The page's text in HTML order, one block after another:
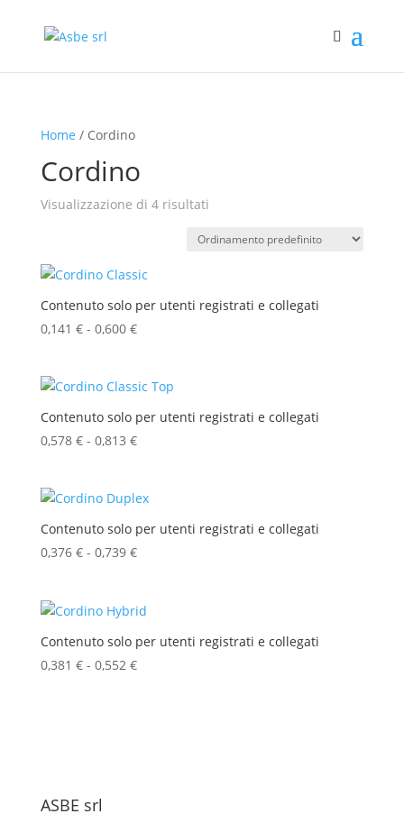
Home / Cordino
Cordino
Visualizzazione di 4 risultati
Contenuto solo per utenti registrati e collegati
0,141 € - 0,600 €Fascia
da
0,141 €
a
Contenuto solo per utenti registrati e collegati
0,578 € - 0,813 €Fascia
da
0,578 €
a
Contenuto solo per utenti registrati e collegati
0,376 € - 0,739 €Fascia
da
0,376 €
Contenuto solo per utenti registrati e collegati
0,381 € - 0,552 €Fascia
ASBE srl